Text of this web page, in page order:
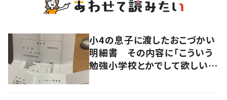
小4の息子に渡したおこづかい
明細書 その内容に「こういう
勉強小学校とかでして欲しい」